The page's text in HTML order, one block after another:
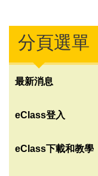
分頁選單
最新消息
eClass登入
eClass下載和教學